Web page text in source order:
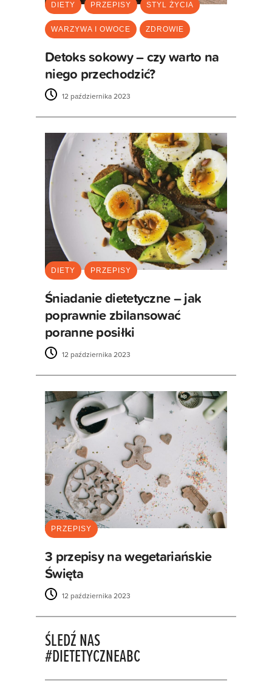
DIETY PRZEPISY STYL ŻYCIA
WARZYWA I OWOCE ZDROWIE
Detoks sokowy – czy warto na
niego przechodzić?
12 października 2023
DIETY PRZEPISY
Śniadanie dietetyczne – jak
poprawnie zbilansować
poranne posiłki
12 października 2023
PRZEPISY
3 przepisy na wegetariańskie
Święta
12 października 2023
ŚLEDŹ NAS
#DIETETYCZNEABC